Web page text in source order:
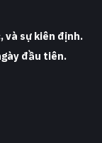
và sự kiên định.
đầu tiên.